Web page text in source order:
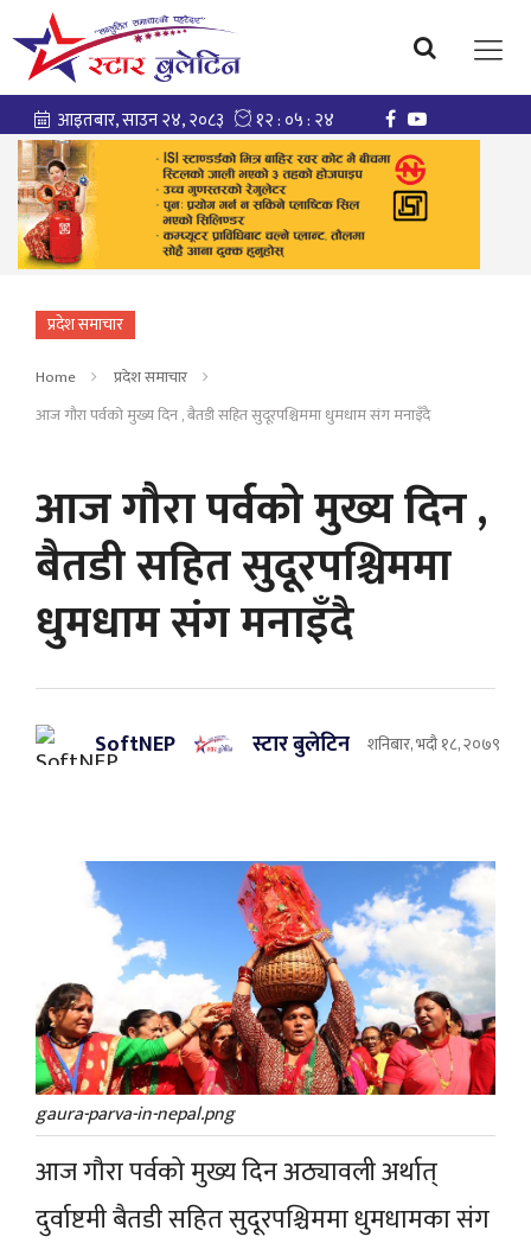
प्रदेश समाचार
Home
प्रदेश समाचार
आज गौरा पर्वको मुख्य दिन , बैतडी सहित सुदूरपश्चिममा धुमधाम संग मनाइँदै
आज गौरा पर्वको मुख्य दिन ,
बैतडी सहित सुदूरपश्चिममा
धुमधाम संग मनाइँदै
SoftNEP स्टार बुलेटिन शनिबार, भदौ १८, २०७९
gaura-parva-in-nepal.png
आज गौरा पर्वको मुख्य दिन अठ्यावली अर्थात्
दुर्वाष्टमी बैतडी सहित सुदूरपश्चिममा धुमधामका संग